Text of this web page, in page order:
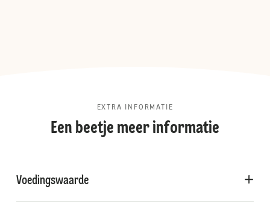
EXTRA INFORMATIE
Een beetje meer informatie
Voedingswaarde